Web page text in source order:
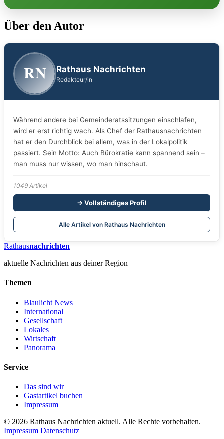
Über den Autor
RN Rathaus Nachrichten
Redakteur/in
Während andere bei Gemeinderatssitzungen einschlafen,
wird er erst richtig wach. Als Chef der Rathausnachrichten
hat er den Durchblick bei allem, was in der Lokalpolitik
passiert. Sein Motto: Auch Bürokratie kann spannend sein –
man muss nur wissen, wo man hinschaut.
1049 Artikel
→ Vollständiges Profil
Alle Artikel von Rathaus Nachrichten
Rathausnachrichten
aktuelle Nachrichten aus deiner Region
Themen
Blaulicht News
International
Gesellschaft
Lokales
Wirtschaft
Panorama
Service
Das sind wir
Gastartikel buchen
Impressum
© 2026 Rathaus Nachrichten aktuell. Alle Rechte vorbehalten.
Impressum Datenschutz